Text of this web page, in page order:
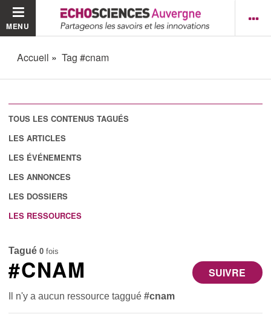
MENU
Accueil Tag #cnam
TOUS LES CONTENUS TAGUÉS
LES ARTICLES
LES ÉVÉNEMENTS
LES ANNONCES
LES DOSSIERS
LES RESSOURCES
Tagué 0 fois
SUIVRE
#CNAM
Il n'y a aucun ressource taggué#cnam